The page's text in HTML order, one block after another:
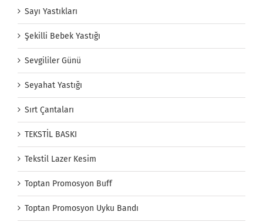
Sayı Yastıkları
Şekilli Bebek Yastığı
Sevgililer Günü
Seyahat Yastığı
Sırt Çantaları
TEKSTİL BASKI
Tekstil Lazer Kesim
Toptan Promosyon Buff
Toptan Promosyon Uyku Bandı